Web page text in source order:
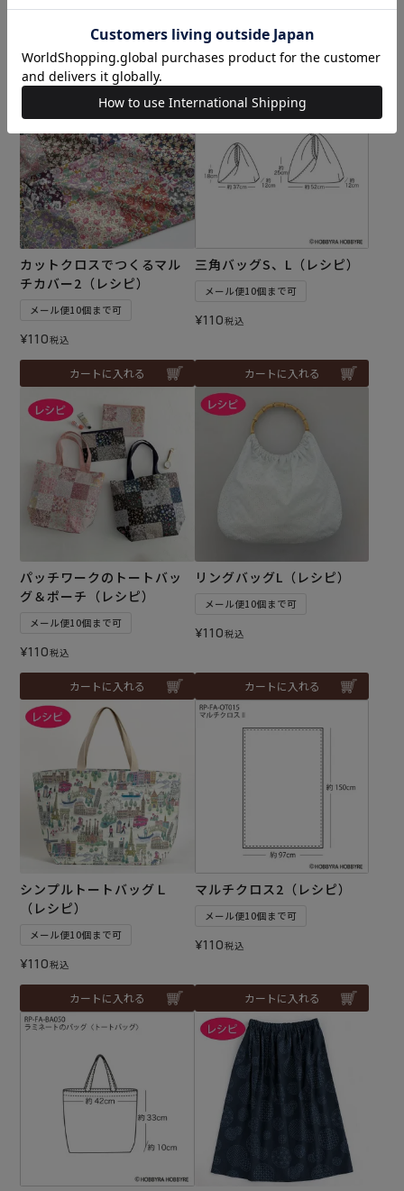
カートに入れる
¥110税込
カートに入れる
カットクロスでつくるマル
チカバー2（レシピ）
メール便10個まで可
¥110税込
カートに入れる
三角バッグS、L（レシピ）
メール便10個まで可
¥110税込
カートに入れる
パッチワークのトートバッ
グ＆ポーチ（レシピ）
メール便10個まで可
¥110税込
カートに入れる
リングバッグL（レシピ）
メール便10個まで可
¥110税込
カートに入れる
シンプルトートバッグＬ
（レシピ）
メール便10個まで可
¥110税込
カートに入れる
マルチクロス2（レシピ）
メール便10個まで可
¥110税込
カートに入れる